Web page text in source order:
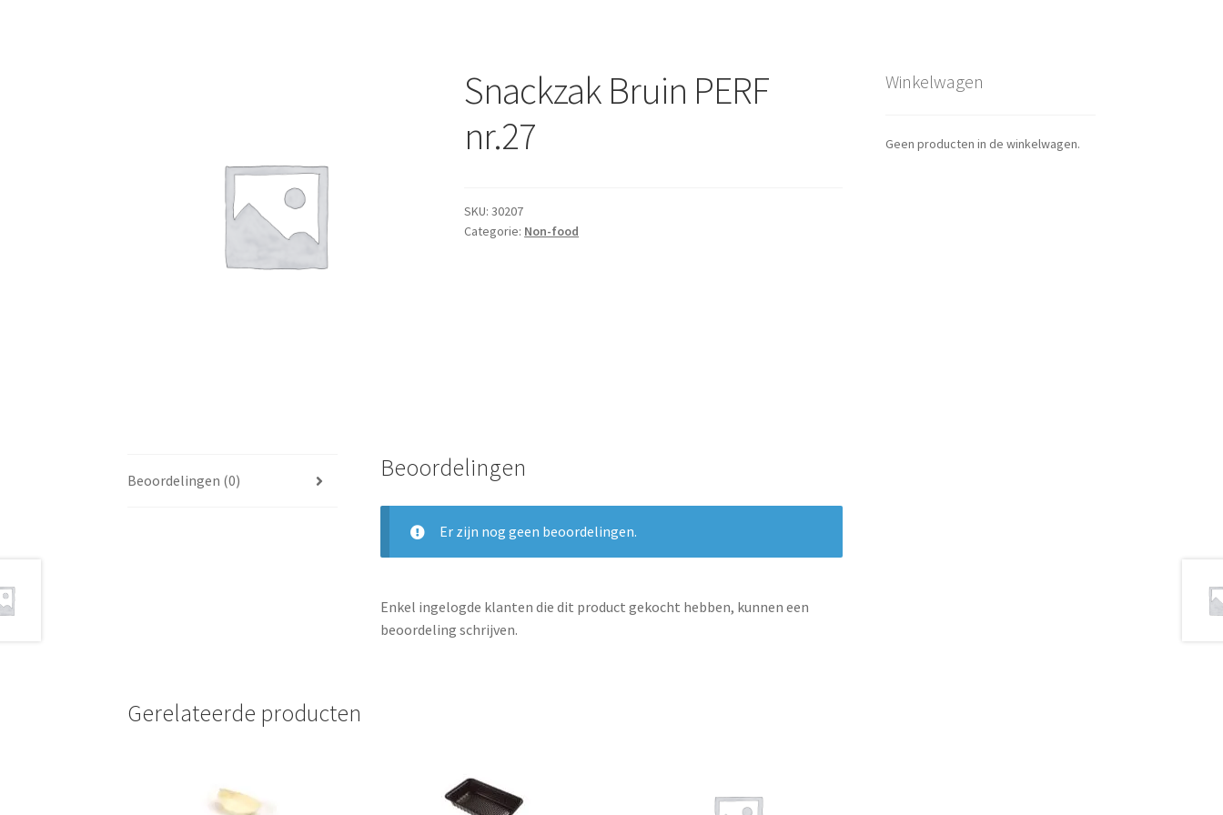
Snackzak Bruin PERF
nr.27
SKU:30207
Categorie: Non-food
Beoordelingen (0) Beoordelingen
Er zijn nog geen beoordelingen.
Enkel ingelogde klanten die dit product gekocht hebben, kunnen een
beoordeling schrijven.
Gerelateerde producten
Winkelwagen
Geen producten in de winkelwagen.